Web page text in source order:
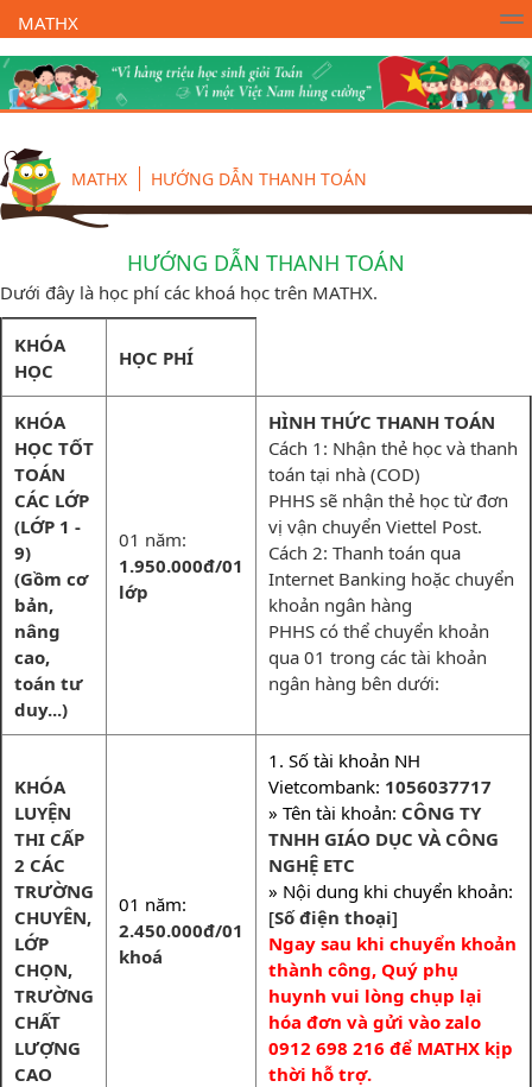
MATHX
Trường Toán Online MATHX Học toán - Lớp 1
MATHX HƯỚNG DẪN THANH TOÁN
HƯỚNG DẪN THANH TOÁN
Dưới đây là học phí các khoá học trên MATHX.
KHÓA
HỌC
HỌC PHÍ
KHÓA
HỌC TỐT
TOÁN
CÁC LỚP
(LỚP 1 -
9)
(Gồm cơ
bản,
nâng
cao,
toán tư
duy...)
01 năm:
1.950.000đ/01
lớp
HÌNH THỨC THANH TOÁN
Cách 1: Nhận thẻ học và thanh
toán tại nhà (COD)
PHHS sẽ nhận thẻ học từ đơn
vị vận chuyển Viettel Post.
Cách 2: Thanh toán qua
Internet Banking hoặc chuyển
khoản ngân hàng
PHHS có thể chuyển khoản
qua 01 trong các tài khoản
ngân hàng bên dưới:
KHÓA
LUYỆN
THI CẤP
2 CÁC
TRƯỜNG
CHUYÊN,
LỚP
CHỌN,
TRƯỜNG
CHẤT
LƯỢNG
CAO
01 năm:
2.450.000đ/01
khoá
1. Số tài khoản NH
Vietcombank: 1056037717
» Tên tài khoản: CÔNG TY
TNHH GIÁO DỤC VÀ CÔNG
NGHỆ ETC
» Nội dung khi chuyển khoản:
[Số điện thoại]
Ngay sau khi chuyển khoản
thành công, Quý phụ
huynh vui lòng chụp lại
hóa đơn và gửi vào zalo
0912 698 216 để MATHX kịp
thời hỗ trợ.